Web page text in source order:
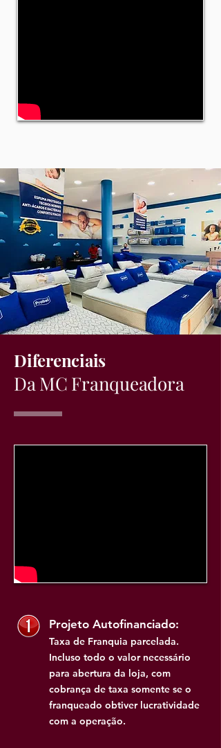
Diferenciais
Da MC Franqueadora
Projeto Autofinanciado:
Taxa de Franquia parcelada.
Incluso todo o valor necessário
para abertura da loja, com
cobrança de taxa somente se o
franqueado obtiver lucratividade
com a operação.